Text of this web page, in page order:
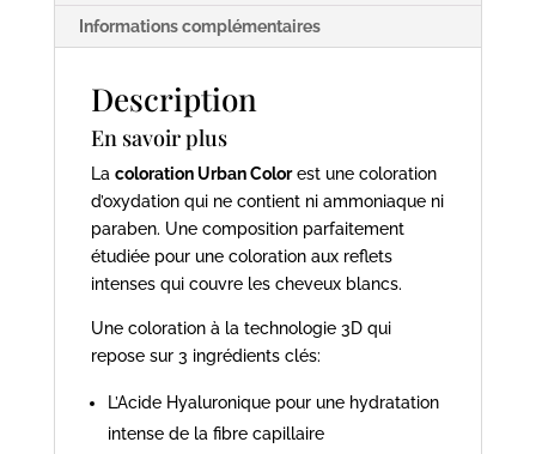
URBAN
KERATIN
Informations complémentaires
Description
En savoir plus
La coloration Urban Colorest une coloration
d’oxydation qui ne contient ni ammoniaque ni
paraben. Une composition parfaitement
étudiée pour une coloration aux reflets
intenses qui couvre les cheveux blancs.
Une coloration à la technologie 3D qui
repose sur 3 ingrédients clés:
L’Acide Hyaluronique pour une hydratation
intense de la fibre capillaire